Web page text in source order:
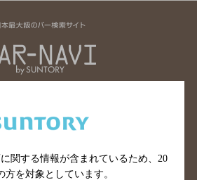
検索
宮城県のバー検索
検索
茨城県のバー検索
関する情報が含まれているため、 20
方を対象としています。